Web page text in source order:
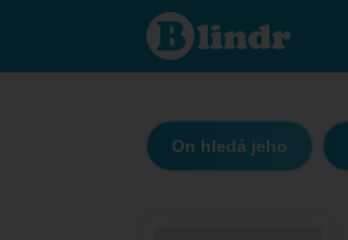
Mars
cX -
On
On hledá jeho